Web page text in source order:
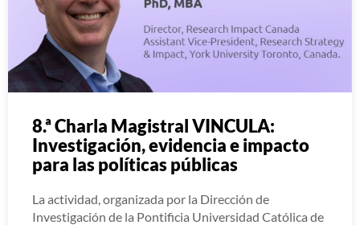
8.ª Charla Magistral VINCULA:
Investigación, evidencia e impacto
para las políticas públicas
La actividad, organizada por la Dirección de
Investigación de la Pontificia Universidad Católica de